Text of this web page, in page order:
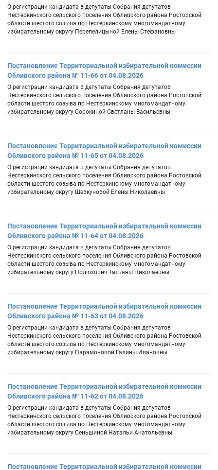
О регистрации кандидата в депутаты Собрания депутатов
Нестеркинского сельского поселения Обливского района Ростовской
области шестого созыва по Нестеркинскому многомандатному
избирательному округу Перепелицыной Елены Стефановны
Постановление Территориальной избирательной комиссии
Обливского района № 11-66 от 04.08.2026
О регистрации кандидата в депутаты Собрания депутатов
Нестеркинского сельского поселения Обливского района Ростовской
области шестого созыва по Нестеркинскому многомандатному
избирательному округу Сорокиной Светланы Васильевны
Постановление Территориальной избирательной комиссии
Обливского района № 11-65 от 04.08.2026
О регистрации кандидата в депутаты Собрания депутатов
Нестеркинского сельского поселения Обливского района Ростовской
области шестого созыва по Нестеркинскому многомандатному
избирательному округу Шевкуновой Елены Николаевны
Постановление Территориальной избирательной комиссии
Обливского района № 11-64 от 04.08.2026
О регистрации кандидата в депутаты Собрания депутатов
Нестеркинского сельского поселения Обливского района Ростовской
области шестого созыва по Нестеркинскому многомандатному
избирательному округу Полюхович Татьяны Николаевны
Постановление Территориальной избирательной комиссии
Обливского района № 11-63 от 04.08.2026
О регистрации кандидата в депутаты Собрания депутатов
Нестеркинского сельского поселения Обливского района Ростовской
области шестого созыва по Нестеркинскому многомандатному
избирательному округу Парамоновой Галины Ивановны
Постановление Территориальной избирательной комиссии
Обливского района № 11-62 от 04.08.2026
О регистрации кандидата в депутаты Собрания депутатов
Нестеркинского сельского поселения Обливского района Ростовской
области шестого созыва по Нестеркинскому многомандатному
избирательному округу Сеньшиной Натальи Анатольевны
Постановление Территориальной избирательной комиссии